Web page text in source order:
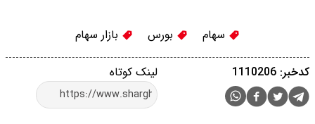
سهام بورس بازار سهام
لینک کوتاه کدخبر: 1110206